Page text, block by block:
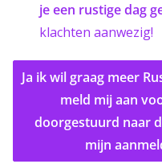
je een rustige dag
klachten aanwezig!
Ja ik wil graag meer
meld mij aan
doorgestuurd naar
mijn